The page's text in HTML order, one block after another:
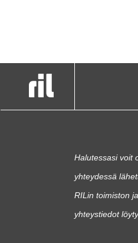
Halutessasi voit
yhteydessä
RILin toimiston
yhteystiedot